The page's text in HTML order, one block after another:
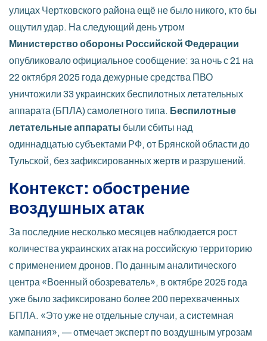
улицах Чертковского района ещё не было никого, кто бы
ощутил удар. На следующий день утром
Министерство обороны Российской Федерации
опубликовало официальное сообщение: за ночь с 21 на
22 октября 2025 года дежурные средства ПВО
уничтожили 33 украинских беспилотных летательных
аппарата (БПЛА) самолетного типа. Беспилотные
летательные аппараты были сбиты над
одиннадцатью субъектами РФ, от Брянской области до
Тульской, без зафиксированных жертв и разрушений.
Контекст: обострение
воздушных атак
За последние несколько месяцев наблюдается рост
количества украинских атак на российскую территорию
с применением дронов. По данным аналитического
центра «Военный обозреватель», в октябре 2025 года
уже было зафиксировано более 200 перехваченных
БПЛА. «Это уже не отдельные случаи, а системная
кампания», — отмечает эксперт по воздушным угрозам